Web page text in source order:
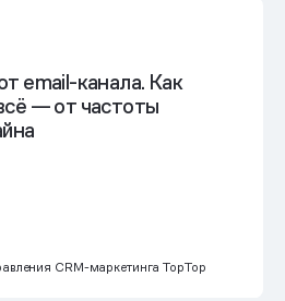
email-канала. Как
— от частоты
CRM-маркетинга TopTop